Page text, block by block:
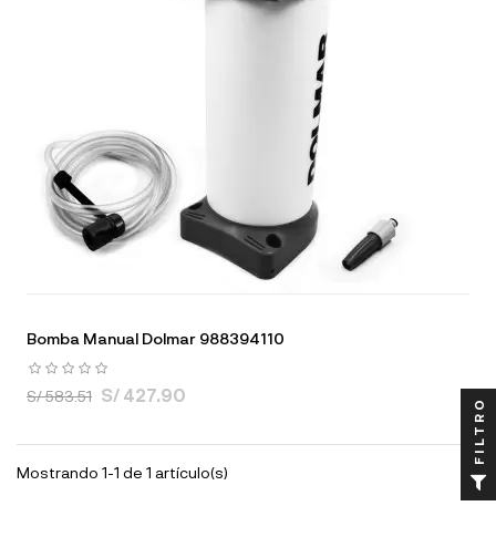
Bomba Manual Dolmar 988394110
S/ 583.51 S/ 427.90
Mostrando 1-1 de 1 artículo(s)
FILTRO